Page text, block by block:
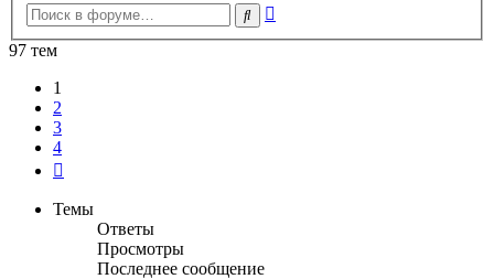
Поиск
97 тем
1
2
3
4
Темы
Ответы
Просмотры
Последнее сообщение